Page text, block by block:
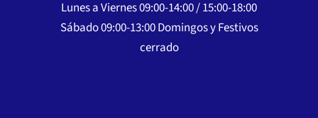
Lunes a Viernes 09:00-14:00 / 15:00-18:00
Sábado 09:00-13:00 Domingos y Festivos
cerrado